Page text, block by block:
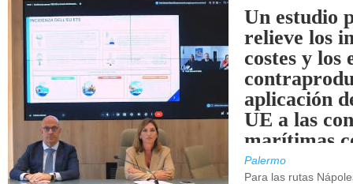
Un estudio
relieve los
costes y los
aplicación
UE a las
marítimas
de Sicilia.
Palermo
Para las rutas